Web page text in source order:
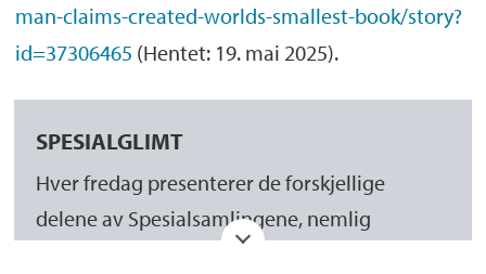
man-claims-created-worlds-smallest-book/story?
id=37306465 (Hentet: 19. mai 2025).
SPESIALGLIMT
Hver fredag presenterer de forskjellige
delene av Spesialsamlingene, nemlig